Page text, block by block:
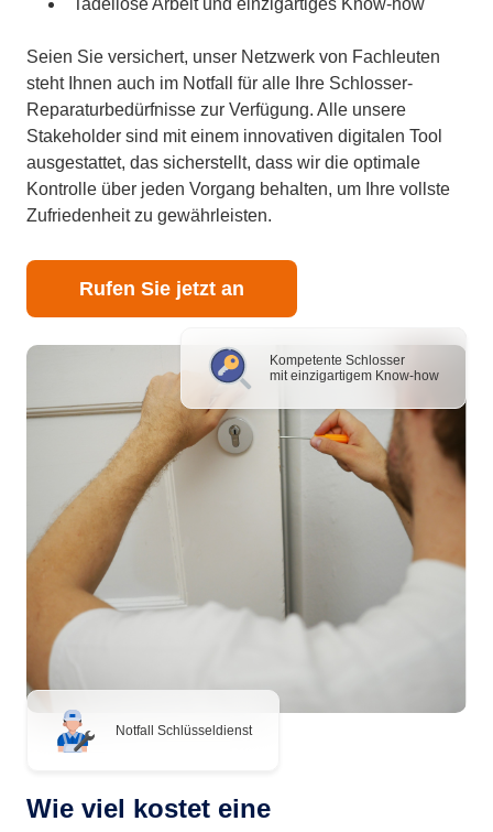
Kompetente Schlosser
mit einzigartigem Know-how
Notfall Schlüsseldienst
Tadellose Arbeit und einzigartiges Know-how
Seien Sie versichert, unser Netzwerk von Fachleuten
steht Ihnen auch im Notfall für alle Ihre Schlosser-
Reparaturbedürfnisse zur Verfügung. Alle unsere
Stakeholder sind mit einem innovativen digitalen Tool
ausgestattet, das sicherstellt, dass wir die optimale
Kontrolle über jeden Vorgang behalten, um Ihre vollste
Zufriedenheit zu gewährleisten.
Rufen Sie jetzt an
Wie viel kostet eine